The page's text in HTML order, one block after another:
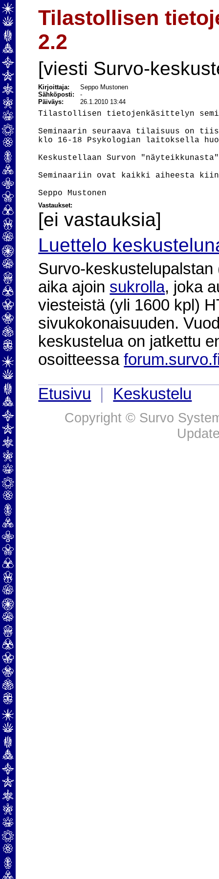
Tilastollisen
2.2
[viesti Survo-
Kirjoittaja:
Seppo Mustonen
Sähköposti:-
Päiväys:
26.1.2010 13:44
Tilastollisen tietojenkäsittelyn
Seminaarin seuraava tilaisuus on
klo 16-18 Psykologian laitoksella
Keskustellaan Survon
Seminaariin ovat kaikki aiheesta
Vastaukset:
[ei vastauksia]
Luettelo
Survo-
aika ajoin sukrolla, joka
viesteistä (yli 1600 kpl)
sivukokonaisuuden.
keskustelua on jatkettu
osoitteessa
Etusivu
Keskustelu
Copyright © Survo